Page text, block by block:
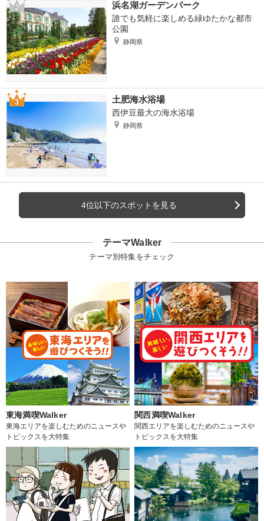
浜名湖ガーデンパーク
誰でも気軽に楽しめる緑ゆたかな都市
公園
静岡県
土肥海水浴場
西伊豆最大の海水浴場
静岡県
4位以下のスポットを見る
テーマWalker
テーマ別特集をチェック
東海満喫Walker
東海エリアを楽しむためのニュースや
トピックスを大特集
関西満喫Walker
関西エリアを楽しむためのニュースや
トピックスを大特集